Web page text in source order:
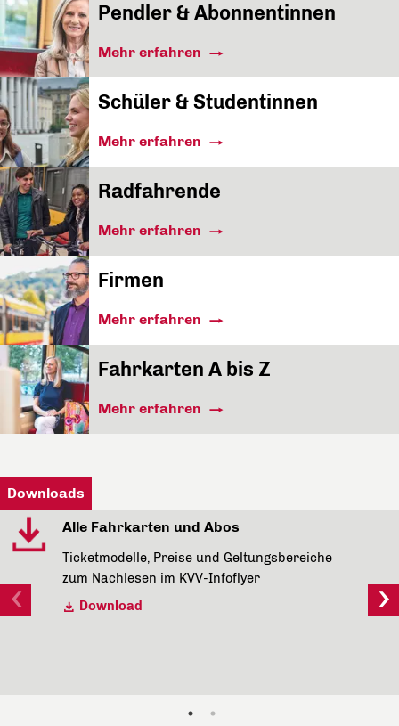
Pendler & Abonnentinnen
Mehr erfahren
Schüler & Studentinnen
Mehr erfahren
Radfahrende
Mehr erfahren
Firmen
Mehr erfahren
Fahrkarten A bis Z
Mehr erfahren
Downloads
Alle Fahrkarten und Abos
Ticketmodelle, Preise und Geltungsbereiche
zum Nachlesen im KVV-Infoflyer
Download